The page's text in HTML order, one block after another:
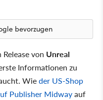
bevorzugen
von Unreal
Informationen zu
Wieder US-Shop
Publisher Midwayauf